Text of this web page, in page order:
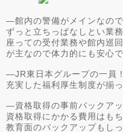
―館内の警備がメインなの
ずっと立ちっぱなしとい業
座っての受付業務や館内巡
が主なので体力的にも安心で
―JR東日本グループの一員！
充実した福利厚生制度が揃
―資格取得の事前バックアッ
資格取得にかかる費用はもち
教育面のバックアップもし